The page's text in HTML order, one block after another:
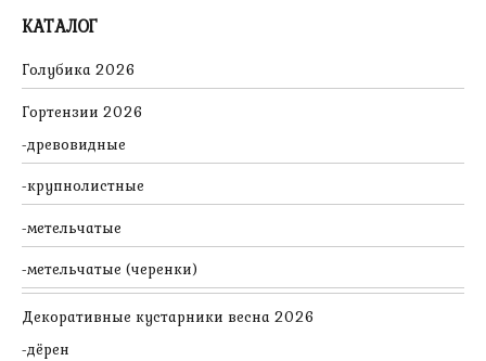
КАТАЛОГ
Голубика 2026
Гортензии 2026
древовидные
крупнолистные
метельчатые
метельчатые (черенки)
Декоративные кустарники весна 2026
дёрен